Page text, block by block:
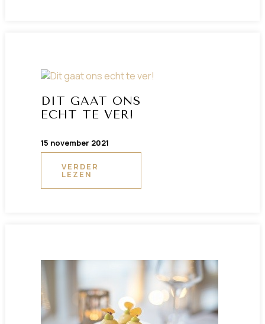
DIT GAAT ONS
ECHT TE VER!
15 november 2021
VERDER
LEZEN